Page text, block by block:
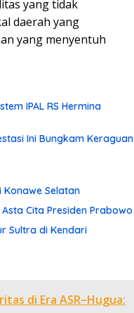
yang tidak
daerah yang
yang menyentuh
IPAL RS Hermina
Ini Bungkam Keraguan
Konawe Selatan
Cita Presiden Prabowo
Sultra di Kendari
di Era ASR–Hugua: